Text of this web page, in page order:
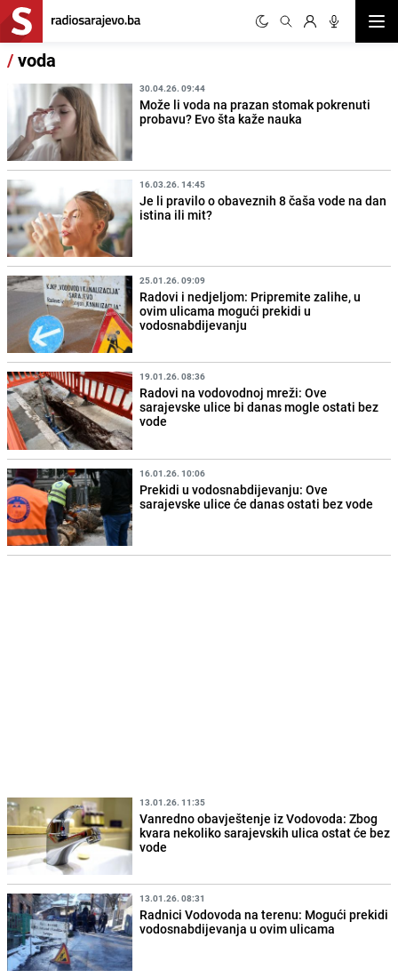
/voda
30.04.26. 09:44
Može li voda na prazan stomak pokrenuti
probavu? Evo šta kaže nauka
16.03.26. 14:45
Je li pravilo o obaveznih 8 čaša vode na dan
istina ili mit?
25.01.26. 09:09
Radovi i nedjeljom: Pripremite zalihe, u
ovim ulicama mogući prekidi u
vodosnabdijevanju
19.01.26. 08:36
Radovi na vodovodnoj mreži: Ove
sarajevske ulice bi danas mogle ostati bez
vode
16.01.26. 10:06
Prekidi u vodosnabdijevanju: Ove
sarajevske ulice će danas ostati bez vode
13.01.26. 11:35
Vanredno obavještenje iz Vodovoda: Zbog
kvara nekoliko sarajevskih ulica ostat će bez
vode
13.01.26. 08:31
Radnici Vodovoda na terenu: Mogući prekidi
vodosnabdijevanja u ovim ulicama